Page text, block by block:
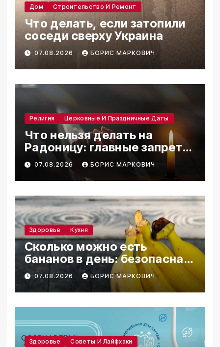
Дом Строительство И Ремонт
Что делать, если затопили
соседи сверху Украина
07.08.2026 БОРИС МАРКОВИЧ
Религия Церковные И Праздничные Даты
Что нельзя делать на
Радоницу: главные запреты
дня
07.08.2026 БОРИС МАРКОВИЧ
Здоровье Кухня
Сколько можно есть
бананов в день: безопасная
норма
07.08.2026 БОРИС МАРКОВИЧ
Здоровье Советы И Лайфхаки